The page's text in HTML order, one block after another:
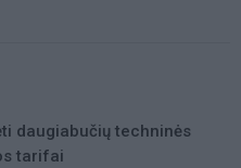
daugiabučių techninės
tarifai